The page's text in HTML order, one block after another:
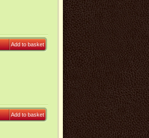
Add to basket
Add to basket